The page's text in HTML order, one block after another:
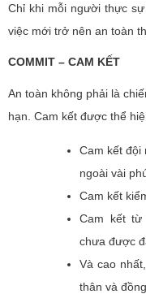
Chỉ khi mỗi người thực
việc mới trở nên an toàn
COMMIT – CAM KẾT
An toàn không phải là
hạn. Cam kết được thể
Cam kết đội
ngoài vài
Cam kết
Cam kết từ
chưa được
Và cao
thân và